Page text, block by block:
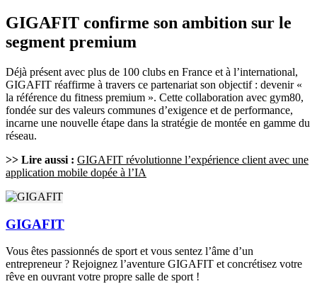
GIGAFIT confirme son ambition sur le
segment premium
Déjà présent avec plus de 100 clubs en France et à l’international,
GIGAFIT réaffirme à travers ce partenariat son objectif : devenir «
la référence du fitness premium ». Cette collaboration avec gym80,
fondée sur des valeurs communes d’exigence et de performance,
incarne une nouvelle étape dans la stratégie de montée en gamme du
réseau.
>> Lire aussi : GIGAFIT révolutionne l’expérience client avec une
application mobile dopée à l’IA
GIGAFIT
Vous êtes passionnés de sport et vous sentez l’âme d’un
entrepreneur ? Rejoignez l’aventure GIGAFIT et concrétisez votre
rêve en ouvrant votre propre salle de sport !